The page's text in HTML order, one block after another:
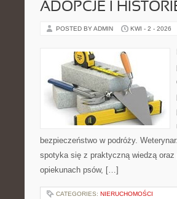
ADOPCJE I
POSTED BY ADMIN KWI - 2 - 2026
bezpieczeństwo w podróży.
spotyka się z praktyczną wiedzą
opiekunach psów, […]
CATEGORIES: NIERUCHOMOŚCI